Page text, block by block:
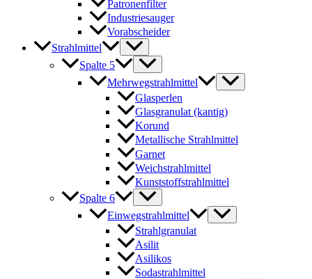
Patronenfilter
Industriesauger
Vorabscheider
Strahlmittel
Spalte 5
Mehrwegstrahlmittel
Glasperlen
Glasgranulat (kantig)
Korund
Metallische Strahlmittel
Garnet
Weichstrahlmittel
Kunststoffstrahlmittel
Spalte 6
Einwegstrahlmittel
Strahlgranulat
Asilit
Asilikos
Sodastrahlmittel